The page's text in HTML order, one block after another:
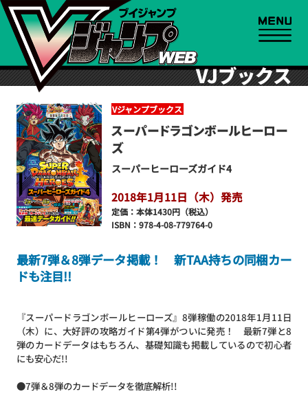
VJブックス
Vジャンプブックス
スーパードラゴンボールヒーロー
ズ
スーパーヒーローズガイド4
2018年1月11日（木）発売
定価：本体1430円（税込）
ISBN：978-4-08-779764-0
最新7弾＆8弾データ掲載！ 新TAA持ちの同梱カー
ドも注目!!
『スーパードラゴンボールヒーローズ』8弾稼働の2018年1月11日
（木）に、大好評の攻略ガイド第4弾がついに発売！ 最新7弾と8
弾のカードデータはもちろん、基礎知識も掲載しているので初心者
にも安心だ!!
●7弾＆8弾のカードデータを徹底解析!!